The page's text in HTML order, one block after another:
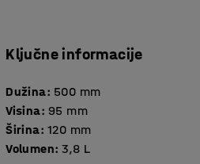
Ključne informacije
Dužina: 500 mm
Visina: 95 mm
Širina: 120 mm
Volumen: 3,8 L